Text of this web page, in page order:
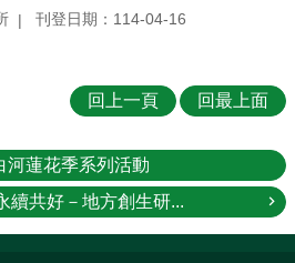
刊登日期：114-04-16
回上一頁 回最上面
河蓮花季系列活動
續共好－地方創生研...